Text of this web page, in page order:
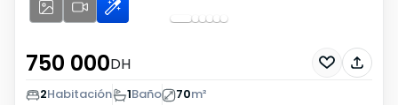
750 000DH
2Habitación 1Baño 70m²